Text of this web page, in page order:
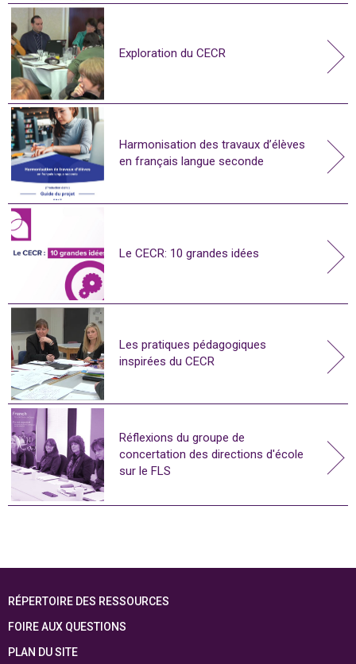
Exploration du CECR
Harmonisation des travaux d’élèves
en français langue seconde
Le CECR: 10 grandes idées
Les pratiques pédagogiques
inspirées du CECR
Réflexions du groupe de
concertation des directions d'école
sur le FLS
RÉPERTOIRE DES RESSOURCES
FOIRE AUX QUESTIONS
PLAN DU SITE